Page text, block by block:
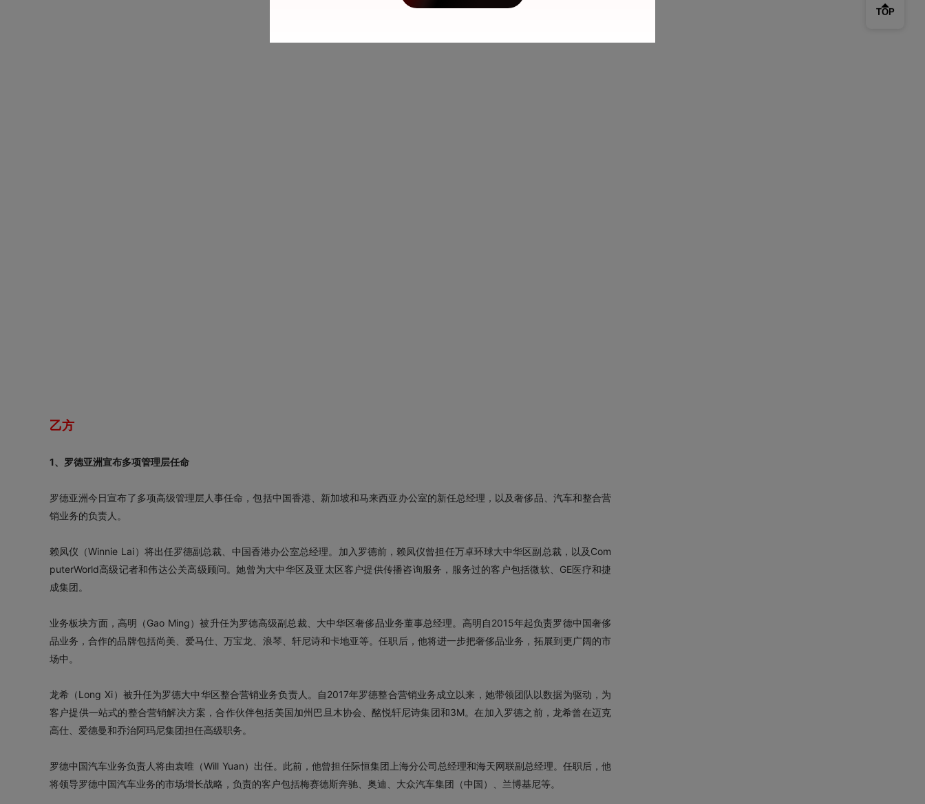
乙方
1、罗德亚洲宣布多项管理层任命
罗德亚洲今日宣布了多项高级管理层人事任命，包括中国香港、新加坡和马来西亚办公室的新任总经理，以及奢侈品、汽车和整合营
销业务的负责人。
赖凤仪（Winnie Lai）将出任罗德副总裁、中国香港办公室总经理。加入罗德前，赖凤仪曾担任万卓环球大中华区副总裁，以及Com
puterWorld高级记者和伟达公关高级顾问。她曾为大中华区及亚太区客户提供传播咨询服务，服务过的客户包括微软、GE医疗和捷
成集团。
业务板块方面，高明（Gao Ming）被升任为罗德高级副总裁、大中华区奢侈品业务董事总经理。高明自2015年起负责罗德中国奢侈
品业务，合作的品牌包括尚美、爱马仕、万宝龙、浪琴、轩尼诗和卡地亚等。任职后，他将进一步把奢侈品业务，拓展到更广阔的市
场中。
龙希（Long Xi）被升任为罗德大中华区整合营销业务负责人。自2017年罗德整合营销业务成立以来，她带领团队以数据为驱动，为
客户提供一站式的整合营销解决方案，合作伙伴包括美国加州巴旦木协会、酩悦轩尼诗集团和3M。在加入罗德之前，龙希曾在迈克
高仕、爱德曼和乔治阿玛尼集团担任高级职务。
罗德中国汽车业务负责人将由袁唯（Will Yuan）出任。此前，他曾担任际恒集团上海分公司总经理和海天网联副总经理。任职后，他
将领导罗德中国汽车业务的市场增长战略，负责的客户包括梅赛德斯奔驰、奥迪、大众汽车集团（中国）、兰博基尼等。
TOP